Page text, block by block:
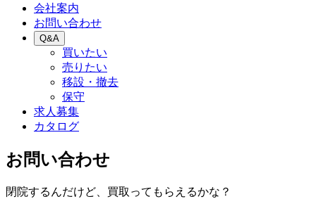
会社案内
お問い合わせ
Q&A
買いたい
売りたい
移設・撤去
保守
求人募集
カタログ
お問い合わせ
閉院するんだけど、買取ってもらえるかな？